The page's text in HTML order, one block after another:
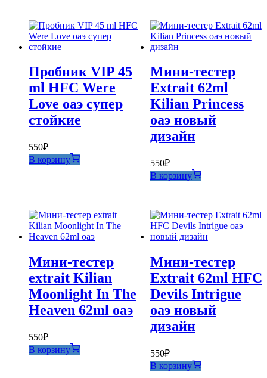
Пробник VIP 45
ml HFC Were
Love оаэ супер
стойкие
550₽
В корзину
Мини-тестер
Extrait 62ml
Kilian Princess
оаэ новый
дизайн
550₽
В корзину
Мини-тестер
extrait Kilian
Moonlight In The
Heaven 62ml оаэ
550₽
В корзину
Мини-тестер
Extrait 62ml HFC
Devils Intrigue
оаэ новый
дизайн
550₽
В корзину